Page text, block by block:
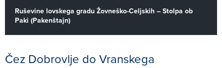
Ruševinelovskega gradu Žovneško-Celjskih – Stolpa ob
Paki (Pakenštajn)
Čez Dobrovlje do Vranskega